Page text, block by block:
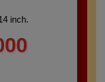
inch.